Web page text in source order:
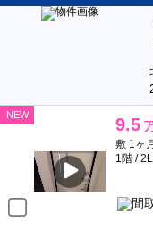
NEW 9.5
敷 1ヶ
1階 /